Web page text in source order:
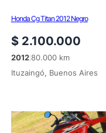
Honda Cg Titan 2012 Negro
$2.100.000
2012| 80.000 km
Ituzaingó, Buenos Aires